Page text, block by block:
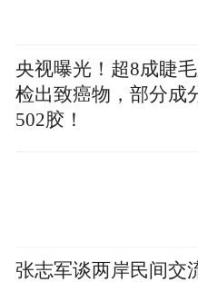
央视曝光！超8成睫
检出致癌物，部分成
502胶！
张志军谈两岸民间交